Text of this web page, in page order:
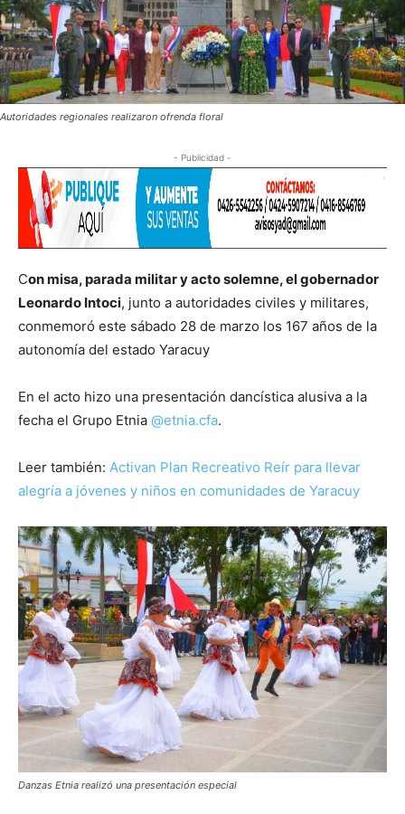
Autoridades regionales realizaron ofrenda floral
- Publicidad -
Con misa, parada militar y acto solemne, el gobernador
Leonardo Intoci, junto a autoridades civiles y militares,
conmemoró este sábado 28 de marzo los 167 años de la
autonomía del estado Yaracuy
En el acto hizo una presentación dancística alusiva a la
fecha el Grupo Etnia @etnia.cfa.
Leer también: Activan Plan Recreativo Reír para llevar
alegría a jóvenes y niños en comunidades de Yaracuy
Danzas Etnia realizó una presentación especial